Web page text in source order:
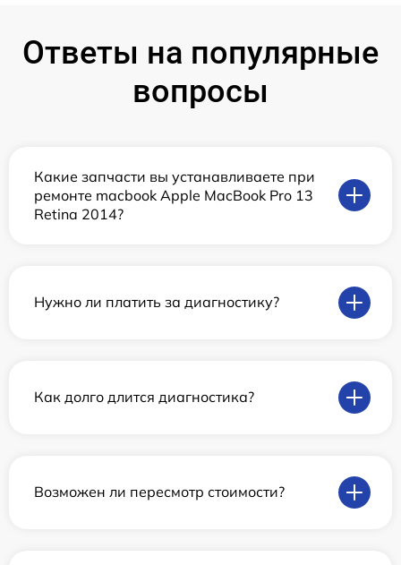
Ответы на популярные
вопросы
Какие запчасти вы устанавливаете при
ремонте macbook Apple MacBook Pro 13
Retina 2014?
Нужно ли платить за диагностику?
Как долго длится диагностика?
Возможен ли пересмотр стоимости?